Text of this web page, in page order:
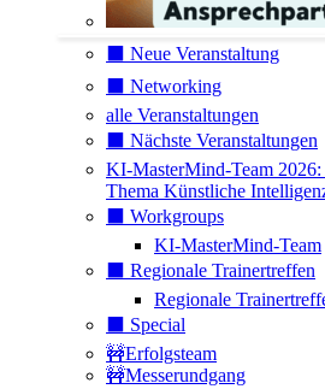
⬛️ Neue Veranstaltung
⬛️ Networking
alle Veranstaltungen
⬛️ Nächste Veranstaltungen
KI-MasterMind-Team 2026:
Thema Künstliche
⬛️ Workgroups
KI-MasterMind-Team
⬛️ Regionale Trainertreffen
Regionale
⬛️ Special
🚧Erfolgsteam
🚧Messerundgang